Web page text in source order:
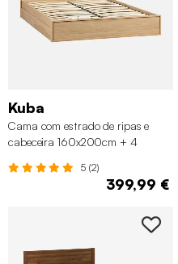
Kuba
Cama com estrado de ripas e
cabeceira 160x200cm + 4
5 (2)
399,99 €